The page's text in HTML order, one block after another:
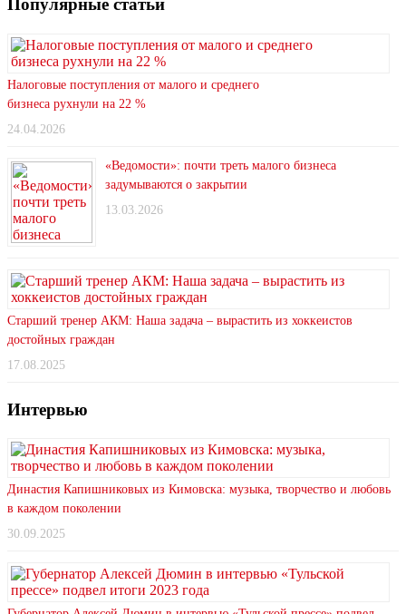
Популярные статьи
Налоговые поступления от малого и среднего
бизнеса рухнули на 22 %
24.04.2026
«Ведомости»: почти треть малого бизнеса
задумываются о закрытии
13.03.2026
Старший тренер АКМ: Наша задача – вырастить из хоккеистов
достойных граждан
17.08.2025
Интервью
Династия Капишниковых из Кимовска: музыка, творчество и любовь
в каждом поколении
30.09.2025